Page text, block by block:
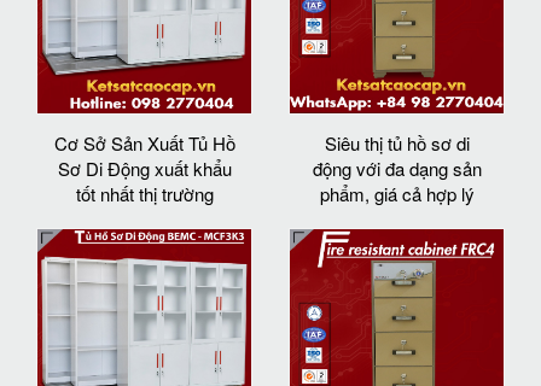
Cơ Sở Sản Xuất Tủ Hồ
Sơ Di Động xuất khẩu
tốt nhất thị trường
Siêu thị tủ hồ sơ di
động với đa dạng sản
phẩm, giá cả hợp lý